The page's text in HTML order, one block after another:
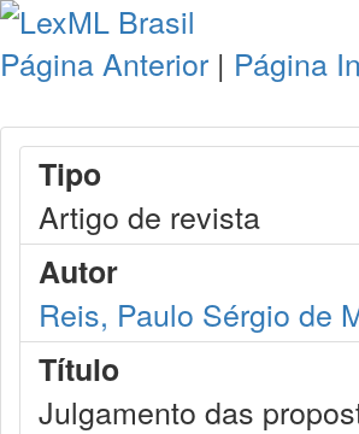
Página Anterior | Página
Tipo
Artigo de revista
Autor
Reis, Paulo Sérgio de
Título
Julgamento das